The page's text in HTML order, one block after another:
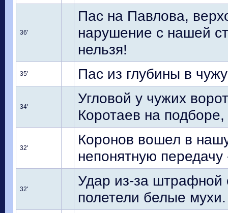
36'
Пас на Павлова,
нарушение с нашей
нельзя!
35' Пас из глубины в
34'
Угловой у чужих
Коротаев на
32'
Коронов вошел в
непонятную
32'
Удар из-за штрафной
полетели белые мухи.